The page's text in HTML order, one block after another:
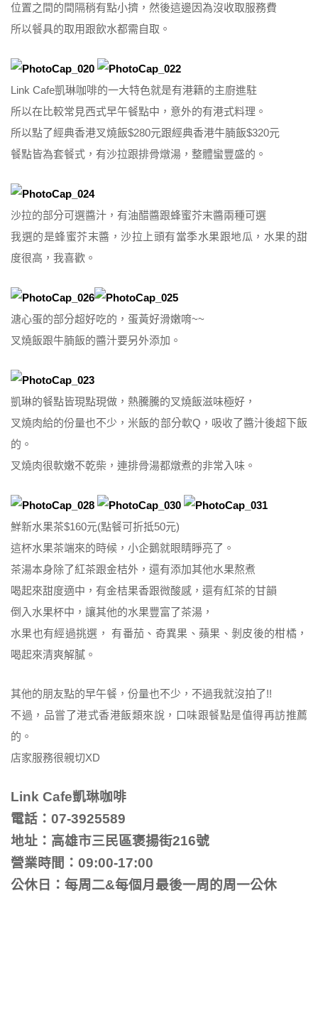
位置之間的間隔稍有點小擠，然後這邊因為沒收取服務費
所以餐具的取用跟飲水都需自取。
Link Cafe凱琳咖啡的一大特色就是有港籍的主廚進駐
所以在比較常見西式早午餐點中，意外的有港式料理。
所以點了經典香港叉燒飯$280元跟經典香港牛腩飯$320元
餐點皆為套餐式，有沙拉跟排骨燉湯，整體蠻豐盛的。
沙拉的部分可選醬汁，有油醋醬跟蜂蜜芥末醬兩種可選
我選的是蜂蜜芥末醬，沙拉上頭有當季水果跟地瓜，水果的甜
度很高，我喜歡。
溏心蛋的部分超好吃的，蛋黃好滑嫩唷~~
叉燒飯跟牛腩飯的醬汁要另外添加。
凱琳的餐點皆現點現做，熱騰騰的叉燒飯滋味極好，
叉燒肉給的份量也不少，米飯的部分軟Q，吸收了醬汁後超下飯
的。
叉燒肉很軟嫩不乾柴，連排骨湯都燉煮的非常入味。
鮮新水果茶$160元(點餐可折抵50元)
這杯水果茶端來的時候，小企鵝就眼睛睜亮了。
茶湯本身除了紅茶跟金桔外，還有添加其他水果熬煮
喝起來甜度適中，有金桔果香跟微酸感，還有紅茶的甘韻
倒入水果杯中，讓其他的水果豐富了茶湯，
水果也有經過挑選， 有番茄、奇異果、蘋果、剝皮後的柑橘，
喝起來清爽解膩。
其他的朋友點的早午餐，份量也不少，不過我就沒拍了!!
不過，品嘗了港式香港飯類來說，口味跟餐點是值得再訪推薦
的。
店家服務很親切XD
Link Cafe凱琳咖啡
電話：07-3925589
地址：高雄市三民區褒揚街216號
營業時間：09:00-17:00
公休日：每周二&每個月最後一周的周一公休